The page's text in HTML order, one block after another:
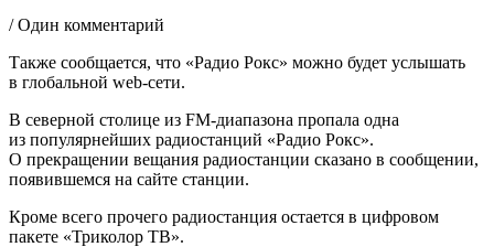
/ Один комментарий
Также сообщается, что «Радио Рокс» можно будет услышать
в глобальной web-сети.
В северной столице из FM-диапазона пропала одна
из популярнейших радиостанций «Радио Рокс».
О прекращении вещания радиостанции сказано в сообщении,
появившемся на сайте станции.
Кроме всего прочего радиостанция остается в цифровом
пакете «Триколор ТВ».